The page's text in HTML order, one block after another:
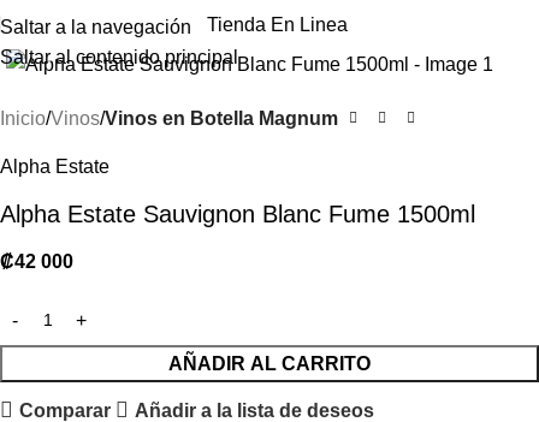
Saltar a la navegación
Saltar al contenido principal
Tienda En Linea
Haga clic para ampliar
Inicio Vinos Vinos en Botella Magnum
Alpha Estate
Alpha Estate Sauvignon Blanc Fume 1500ml
₡42 000
AÑADIR AL CARRITO
Comparar Añadir a la lista de deseos